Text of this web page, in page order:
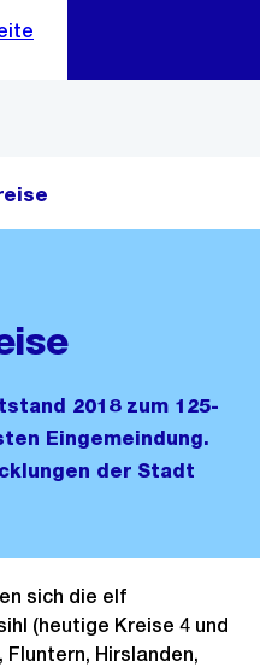
ein
2018 zum 125-
Eingemeindung.
der Stadt
sich die elf
(heutige Kreise 4 und
Fluntern, Hirslanden,